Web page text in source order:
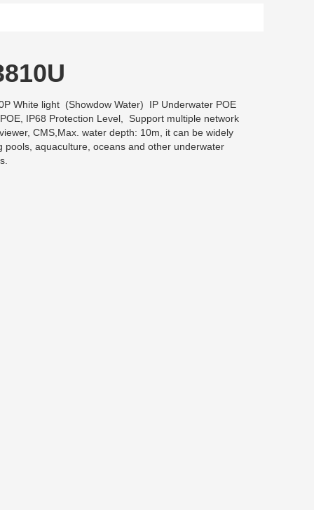
White light (Showdow Water) IP Underwater POE
IP68 Protection Level, Support multiple network
CMS,Max. water depth: 10m, it can be widely
pools, aquaculture, oceans and other underwater